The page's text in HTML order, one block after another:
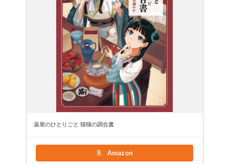
薬屋のひとりごと 猫猫の調合書
Amazon